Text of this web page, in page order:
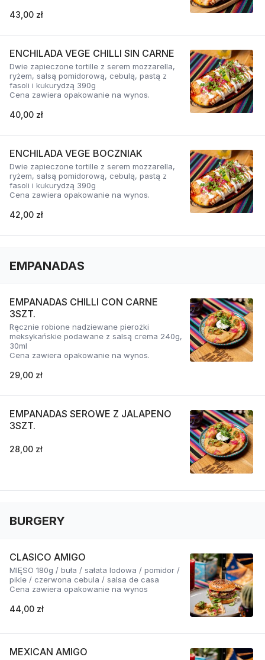
43,00 zł
ENCHILADA VEGE CHILLI SIN CARNE
Dwie zapieczone tortille z serem mozzarella,
ryżem, salsą pomidorową, cebulą, pastą z
fasoli i kukurydzą 390g
Cena zawiera opakowanie na wynos.
40,00 zł
ENCHILADA VEGE BOCZNIAK
Dwie zapieczone tortille z serem mozzarella,
ryżem, salsą pomidorową, cebulą, pastą z
fasoli i kukurydzą 390g
Cena zawiera opakowanie na wynos.
42,00 zł
EMPANADAS
EMPANADAS CHILLI CON CARNE
3SZT.
Ręcznie robione nadziewane pierożki
meksykańskie podawane z salsą crema 240g,
30ml
Cena zawiera opakowanie na wynos.
29,00 zł
EMPANADAS SEROWE Z JALAPENO
3SZT.
28,00 zł
BURGERY
CLASICO AMIGO
MIĘSO 180g / buła / sałata lodowa / pomidor /
pikle / czerwona cebula / salsa de casa
Cena zawiera opakowanie na wynos
44,00 zł
MEXICAN AMIGO